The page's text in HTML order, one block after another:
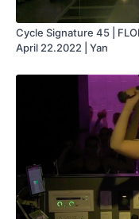
Cycle Signature 45 |
April 22.2022 | Yan